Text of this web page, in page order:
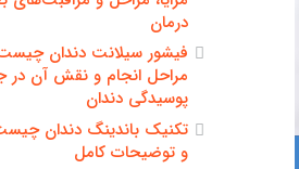
درمان
فیشور سیلانت دندان
مراحل انجام و نقش آن در
پوسیدگی دندان
تکنیک باندینگ دندان
و توضیحات کامل